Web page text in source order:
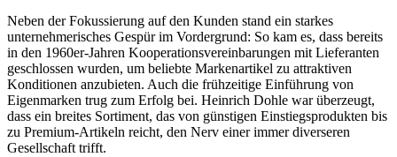
Neben der Fokussierung auf den Kunden stand ein starkes
unternehmerisches Gespür im Vordergrund: So kam es, dass bereits
in den 1960er-Jahren Kooperationsvereinbarungen mit Lieferanten
geschlossen wurden, um beliebte Markenartikel zu attraktiven
Konditionen anzubieten. Auch die frühzeitige Einführung von
Eigenmarken trug zum Erfolg bei. Heinrich Dohle war überzeugt,
dass ein breites Sortiment, das von günstigen Einstiegsprodukten bis
zu Premium-Artikeln reicht, den Nerv einer immer diverseren
Gesellschaft trifft.